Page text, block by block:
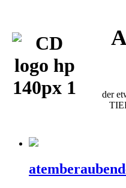
der